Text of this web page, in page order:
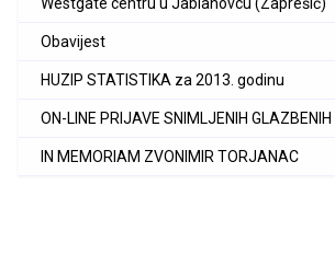
Westgate centru u Jablanovcu (Zaprešić)
Obavijest
HUZIP STATISTIKA za 2013. godinu
ON-LINE PRIJAVE SNIMLJENIH GLAZBENIH
IN MEMORIAM ZVONIMIR TORJANAC